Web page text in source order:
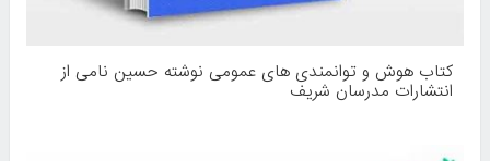
کتاب هوش و توانمندی های عمومی نوشته حسین نامی از
انتشارات مدرسان شریف